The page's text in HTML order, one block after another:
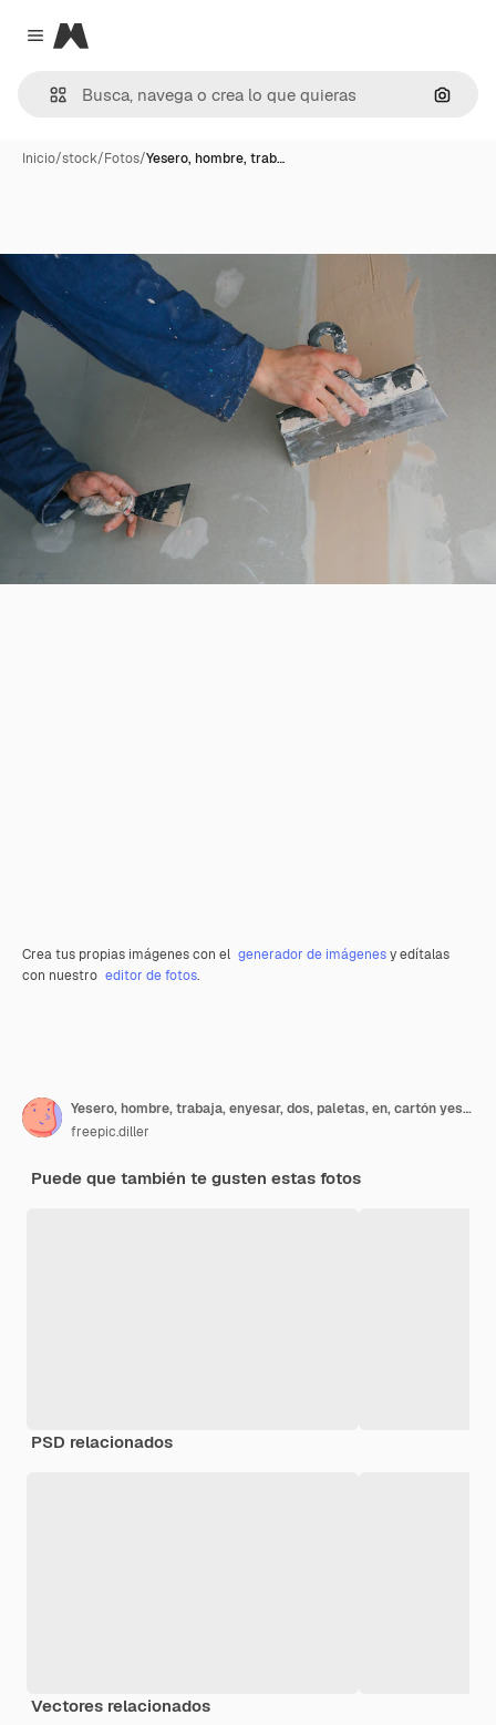
Close menu
Magnific
Inicio/stock/Fotos/Yesero, hombre, trab…
Crea tus propias imágenes con el generador de imágenesy edítalas
con nuestro editor de fotos.
Yesero, hombre, trabaja, enyesar, dos, paletas, en, cartón yeso, en, azul, uniforme
freepic.diller
Puede que también te gusten estas fotos
PSD relacionados
Vectores relacionados